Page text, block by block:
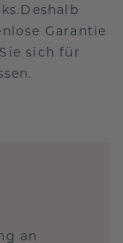
Garantie
sich für
an